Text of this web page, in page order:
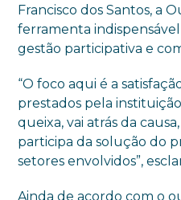
Francisco dos Santos, a
ferramenta
gestão participativa e
“O foco aqui é a
prestados pela
queixa, vai atrás da
participa da solução do
setores envolvidos”,
Ainda de acordo com o